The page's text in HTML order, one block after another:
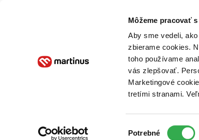
Môžeme pracovať
Aby sme vedeli,
zbierame cookies.
toho používame
vás zlepšovať.
Marketingové
tretími stranami.
Potrebné
Poukážky